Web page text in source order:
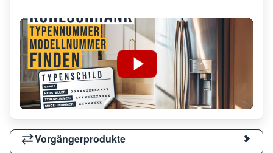
Vorgängerprodukte